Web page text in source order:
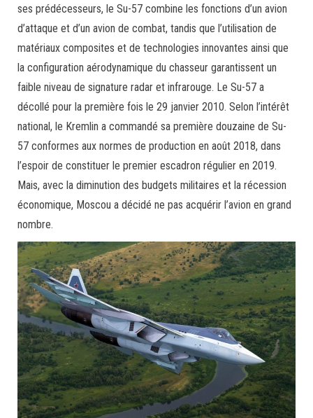
ses prédécesseurs, le Su-57 combine les fonctions d’un avion
d’attaque et d’un avion de combat, tandis que l’utilisation de
matériaux composites et de technologies innovantes ainsi que
la configuration aérodynamique du chasseur garantissent un
faible niveau de signature radar et infrarouge. Le Su-57 a
décollé pour la première fois le 29 janvier 2010. Selon l’intérêt
national, le Kremlin a commandé sa première douzaine de Su-
57 conformes aux normes de production en août 2018, dans
l’espoir de constituer le premier escadron régulier en 2019.
Mais, avec la diminution des budgets militaires et la récession
économique, Moscou a décidé ne pas acquérir l’avion en grand
nombre.